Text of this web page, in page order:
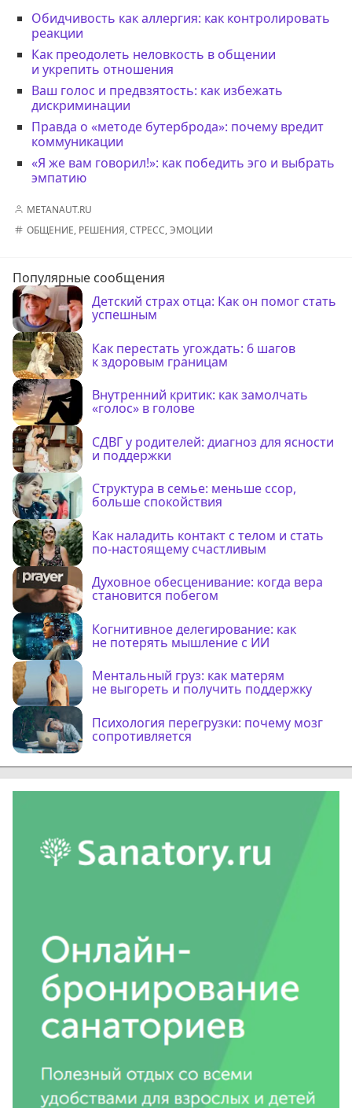
Обидчивость как аллергия: как контролировать
реакции
Как преодолеть неловкость в общении
и укрепить отношения
Ваш голос и предвзятость: как избежать
дискриминации
Правда о «методе бутерброда»: почему вредит
коммуникации
«Я же вам говорил!»: как победить эго и выбрать
эмпатию
METANAUT.RU
ОБЩЕНИЕ, РЕШЕНИЯ,СТРЕСС,ЭМОЦИИ
Популярные сообщения
Детский страх отца: Как он помог стать
успешным
Как перестать угождать: 6 шагов
к здоровым границам
Внутренний критик: как замолчать
«голос» в голове
СДВГ у родителей: диагноз для ясности
и поддержки
Структура в семье: меньше ссор,
больше спокойствия
Как наладить контакт с телом и стать
по-настоящему счастливым
Духовное обесценивание: когда вера
становится побегом
Когнитивное делегирование: как
не потерять мышление с ИИ
Ментальный груз: как матерям
не выгореть и получить поддержку
Психология перегрузки: почему мозг
сопротивляется